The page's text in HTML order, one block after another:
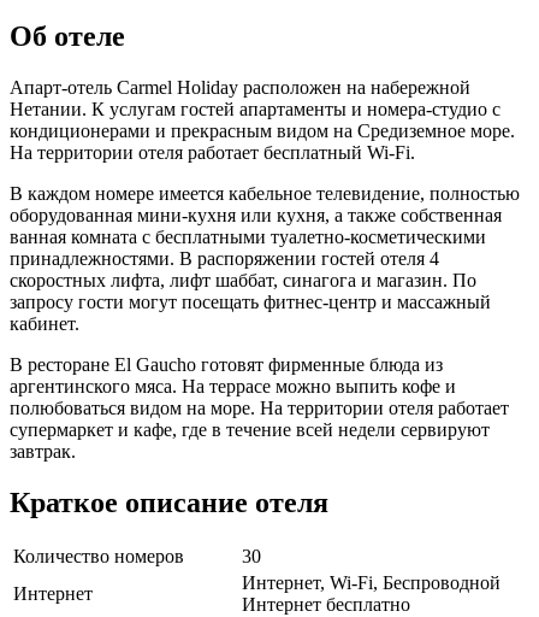
Об отеле
Апарт-отель Carmel Holiday расположен на набережной
Нетании. К услугам гостей апартаменты и номера-студио с
кондиционерами и прекрасным видом на Средиземное море.
На территории отеля работает бесплатный Wi-Fi.
В каждом номере имеется кабельное телевидение, полностью
оборудованная мини-кухня или кухня, а также собственная
ванная комната с бесплатными туалетно-косметическими
принадлежностями. В распоряжении гостей отеля 4
скоростных лифта, лифт шаббат, синагога и магазин. По
запросу гости могут посещать фитнес-центр и массажный
кабинет.
В ресторане El Gaucho готовят фирменные блюда из
аргентинского мяса. На террасе можно выпить кофе и
полюбоваться видом на море. На территории отеля работает
супермаркет и кафе, где в течение всей недели сервируют
завтрак.
Краткое описание отеля
Количество номеров
30
Интернет
Интернет, Wi-Fi, Беспроводной
Интернет бесплатно